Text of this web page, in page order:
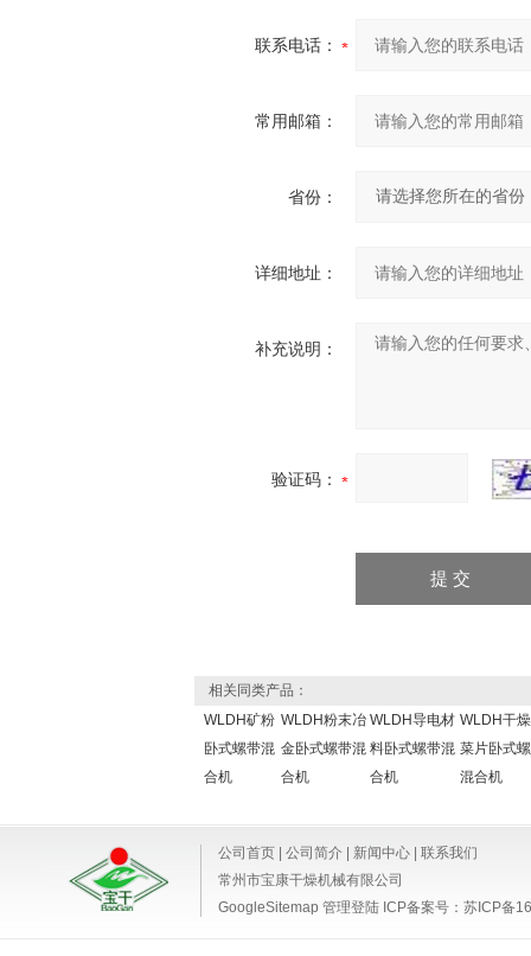
联系电话：
常用邮箱：
省份：
详细地址：
补充说明：
验证码：
相关同类产品：
WLDH矿粉
卧式螺带混
合机
WLDH粉末冶
金卧式螺带混
合机
WLDH导电材
料卧式螺带混
合机
WLDH干
菜片卧式
混合机
公司首页 公司简介 新闻中心
联系我们
常州市宝康干燥机械有限公司
GoogleSitemap 管理登陆 ICP备案号： 苏ICP备